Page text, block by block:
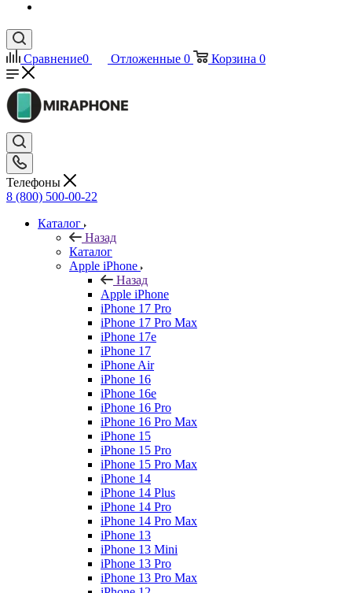
Сравнение0 Отложенные 0 Корзина 0
Телефоны
8 (800) 500-00-22
Каталог
Назад
Каталог
Apple iPhone
Назад
Apple iPhone
iPhone 17 Pro
iPhone 17 Pro Max
iPhone 17e
iPhone 17
iPhone Air
iPhone 16
iPhone 16e
iPhone 16 Pro
iPhone 16 Pro Max
iPhone 15
iPhone 15 Pro
iPhone 15 Pro Max
iPhone 14
iPhone 14 Plus
iPhone 14 Pro
iPhone 14 Pro Max
iPhone 13
iPhone 13 Mini
iPhone 13 Pro
iPhone 13 Pro Max